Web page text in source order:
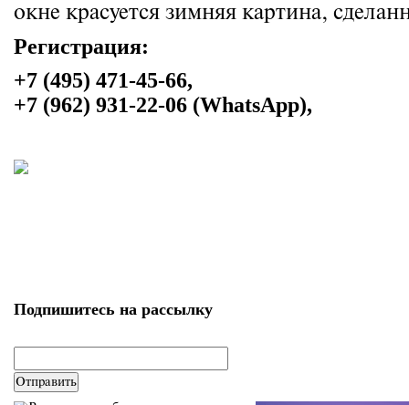
окне красуется зимняя картина,
Регистрация:
+7 (495) 471-45-66,
+7 (962) 931-22-06 (WhatsApp),
Подпишитесь на рассылку